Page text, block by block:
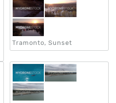
Tramonto, Sunset